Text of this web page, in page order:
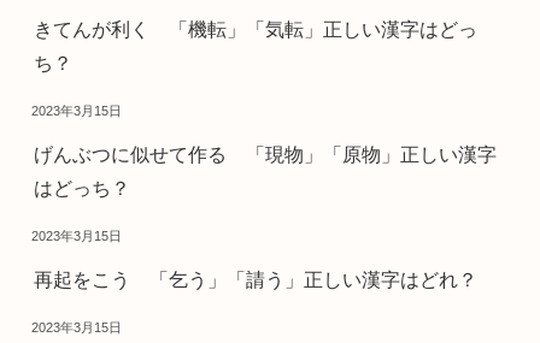
きてんが利く 「機転」「気転」正しい漢字はどっ
ち？
2023年3月15日
げんぶつに似せて作る 「現物」「原物」正しい漢字
はどっち？
2023年3月15日
再起をこう 「乞う」「請う」正しい漢字はどれ？
2023年3月15日